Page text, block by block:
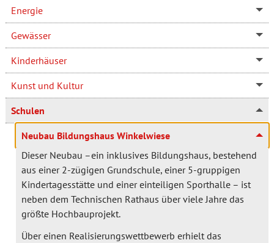
Energie
Gewässer
Kinderhäuser
Kunst und Kultur
Schulen
Neubau Bildungshaus Winkelwiese
Dieser Neubau –ein inklusives Bildungshaus, bestehend
aus einer 2-zügigen Grundschule, einer 5-gruppigen
Kindertagesstätte und einer einteiligen Sporthalle – ist
neben dem Technischen Rathaus über viele Jahre das
größte Hochbauprojekt.
Über einen Realisierungswettbewerb erhielt das